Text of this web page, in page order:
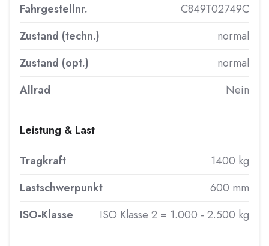
Fahrgestellnr.
C849T02749C
Zustand (techn.)
normal
Zustand (opt.)
normal
Allrad
Nein
Leistung & Last
Tragkraft
1400 kg
Lastschwerpunkt
600 mm
ISO-Klasse
ISO Klasse 2 = 1.000 - 2.500 kg